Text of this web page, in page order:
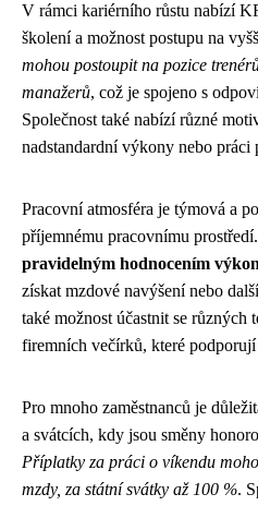
V rámci kariérního růstu nabízí
školení a možnost postupu na
mohou postoupit na pozice
manažerů, což je spojeno s
Společnost také nabízí různé
nadstandardní výkony nebo práci
Pracovní atmosféra je týmová a
příjemnému pracovnímu prostředí.
pravidelným hodnocením
získat mzdové navýšení nebo
také možnost účastnit se různých
firemních večírků, které
Pro mnoho zaměstnanců je
a svátcích, kdy jsou směny
Příplatky za práci o víkendu
mzdy, za státní svátky až 100 %.